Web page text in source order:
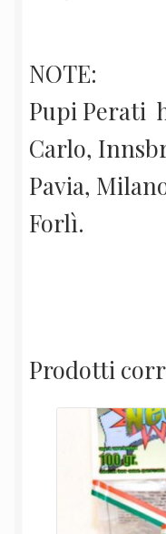
NOTE:
Pupi Perati
Carlo,
Pavia,
Forlì.
Prodotti